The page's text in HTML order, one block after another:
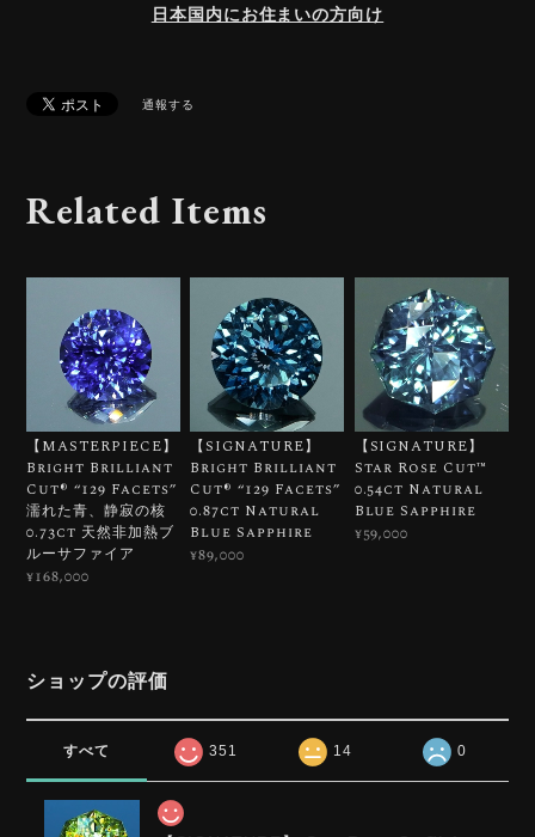
日本国内にお住まいの方向け
通報する
Related Items
【MASTERPIECE】
Bright Brilliant
Cut®︎ “129 Facets”
濡れた青、静寂の核
0.73ct 天然非加熱ブ
ルーサファイア
¥168,000
【SIGNATURE】
Bright Brilliant
Cut®︎ “129 Facets”
0.87ct Natural
Blue Sapphire
¥89,000
【SIGNATURE】
Star Rose Cut™️
0.54ct Natural
Blue Sapphire
¥59,000
ショップの評価
すべて 351 14 0